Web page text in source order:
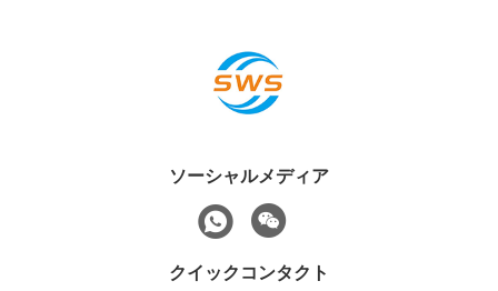
ソーシャルメディア
クイックコンタクト